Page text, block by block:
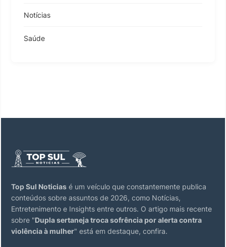
Notícias
Saúde
Top Sul Noticias é um veículo que constantemente publica
conteúdos sobre assuntos de 2026, como Notícias,
Entretenimento e Insights entre outros. O artigo mais recente
sobre "Dupla sertaneja troca sofrência por alerta contra
violência à mulher" está em destaque, confira.